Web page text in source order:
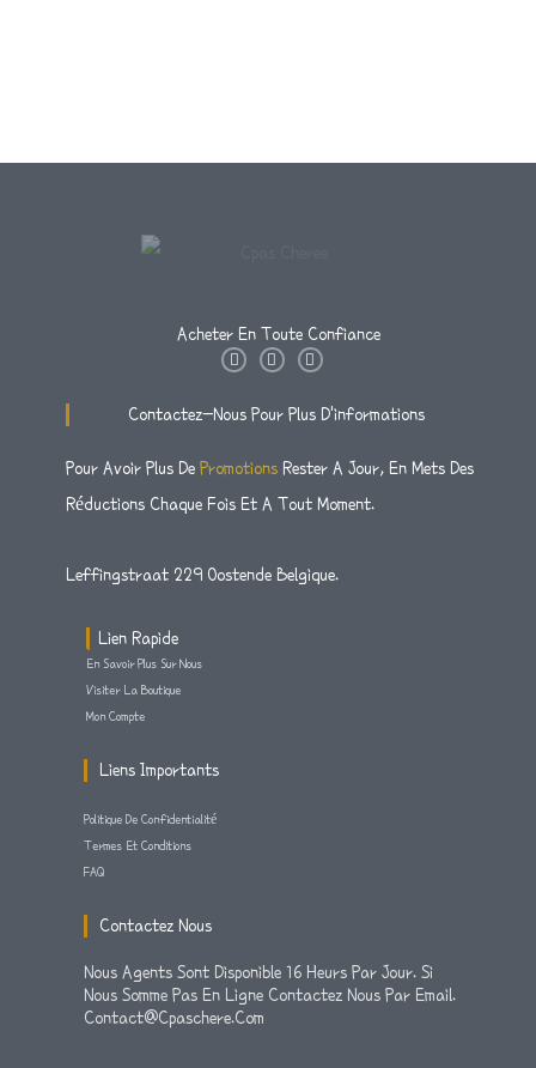
Acheter En Toute Confiance
I
T
A
T
T
F
E
O
K
F
Contactez-Nous Pour Plus D'informations
Pour Avoir Plus De Promotions Rester A Jour, En Mets Des
Réductions Chaque Fois Et A Tout Moment.
Leffingstraat 229 Oostende Belgique.
Lien Rapide
En Savoir Plus Sur Nous
Visiter La Boutique
Mon Compte
Liens Importants
Politique De Confidentialité
Termes Et Conditions
FAQ
Contactez Nous
Nous Agents Sont Disponible 16 Heurs Par Jour. Si
Nous Somme Pas En Ligne Contactez Nous Par Email.
Contact@cpaschere.com